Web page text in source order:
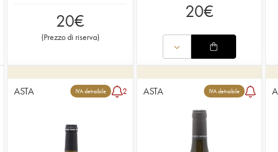
20€
(Prezzo di riserva)
20€
ASTA IVA detraibile 2 ASTA IVA detraibile